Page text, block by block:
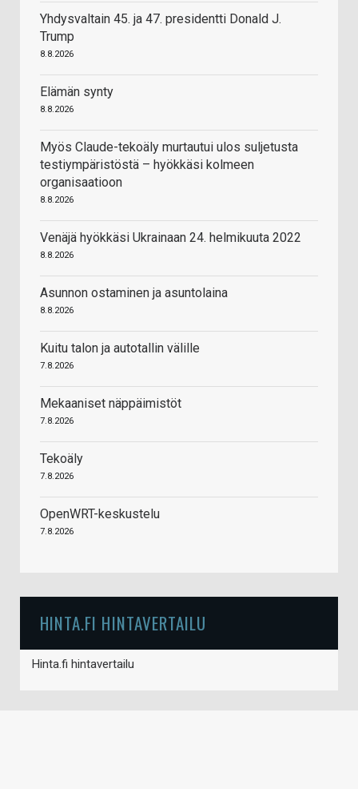
Yhdysvaltain 45. ja 47. presidentti Donald J.
Trump
8.8.2026
Elämän synty
8.8.2026
Myös Claude-tekoäly murtautui ulos suljetusta
testiympäristöstä – hyökkäsi kolmeen
organisaatioon
8.8.2026
Venäjä hyökkäsi Ukrainaan 24. helmikuuta 2022
8.8.2026
Asunnon ostaminen ja asuntolaina
8.8.2026
Kuitu talon ja autotallin välille
7.8.2026
Mekaaniset näppäimistöt
7.8.2026
Tekoäly
7.8.2026
OpenWRT-keskustelu
7.8.2026
HINTA.FI HINTAVERTAILU
Hinta.fi hintavertailu